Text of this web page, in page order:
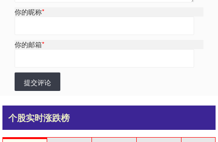
你的昵称*
你的邮箱*
提交评论
个股实时涨跌榜